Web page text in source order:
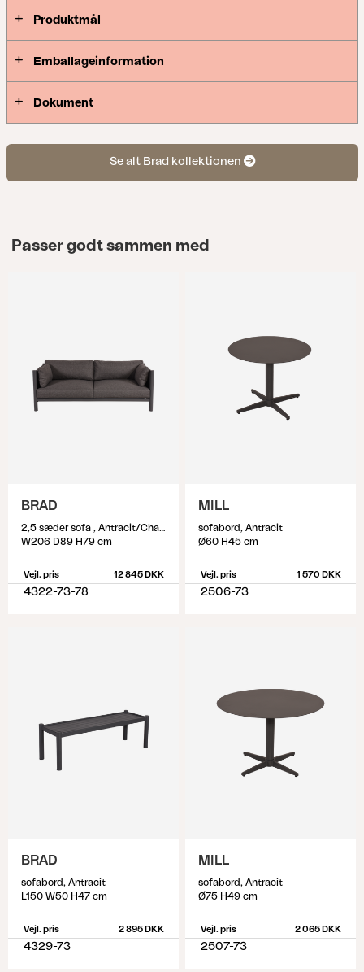
Produktmål
Emballageinformation
Dokument
Se alt Brad kollektionen
Passer godt sammen med
BRAD
2,5 sæder sofa , Antracit/Charcoal Grey
W206 D89 H79 cm
Vejl. pris 12 845 DKK
4322-73-78
MILL
sofabord, Antracit
Ø60 H45 cm
Vejl. pris 1 570 DKK
2506-73
BRAD
sofabord, Antracit
L150 W50 H47 cm
Vejl. pris 2 895 DKK
4329-73
MILL
sofabord, Antracit
Ø75 H49 cm
Vejl. pris 2 065 DKK
2507-73